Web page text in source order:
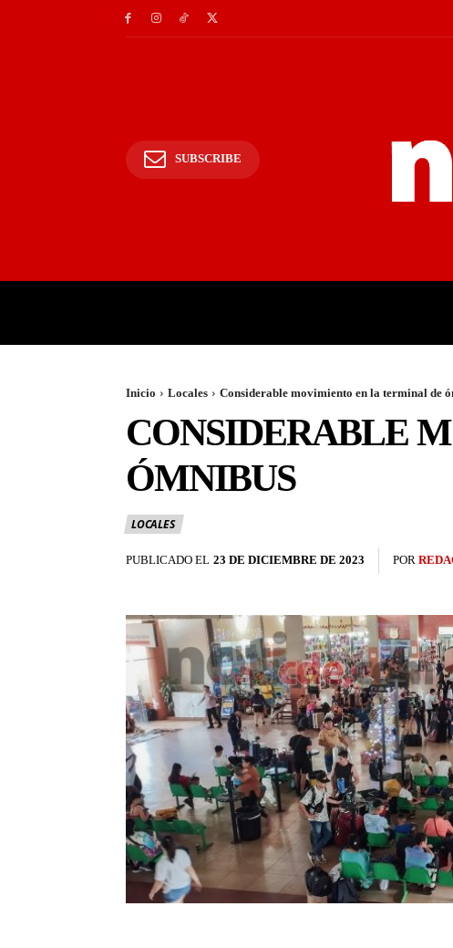
SUBSCRIBE
Inicio Locales Considerable movimiento en la terminal de
CONSIDERABLE
ÓMNIBUS
LOCALES
PUBLICADO EL 23 DE DICIEMBRE DE 2023 POR